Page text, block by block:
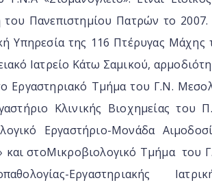
Πανεπιστημίου Πατρών το
Υπηρεσία της 116 Πτέρυγας
Ιατρείο Κάτω Σαμικού,
Εργαστηριακό Τμήμα του Γ.Ν.
Κλινικής Βιοχημείας του
Εργαστήριο-Μονάδα
και στοΜικροβιολογικό Τμήμα του
Εργαστηριακής